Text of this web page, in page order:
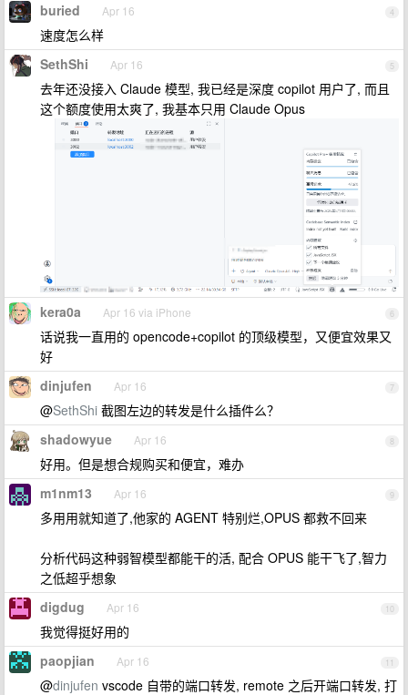
4
buried Apr 16
速度怎么样
5
SethShi Apr 16
去年还没接入 Claude 模型, 我已经是深度 copilot 用户了, 而且
这个额度使用太爽了, 我基本只用 Claude Opus
6
kera0a Apr 16 via iPhone
话说我一直用的 opencode+copilot 的顶级模型，又便宜效果又
好
7
dinjufen Apr 16
@SethShi 截图左边的转发是什么插件么？
8
shadowyue Apr 16
好用。但是想合规购买和便宜，难办
9
m1nm13 Apr 16
多用用就知道了,他家的 AGENT 特别烂,OPUS 都救不回来
分析代码这种弱智模型都能干的活, 配合 OPUS 能干飞了,智力
之低超乎想象
10
digdug Apr 16
我觉得挺好用的
11
paopjian Apr 16
@dinjufen vscode 自带的端口转发, remote 之后开端口转发, 打